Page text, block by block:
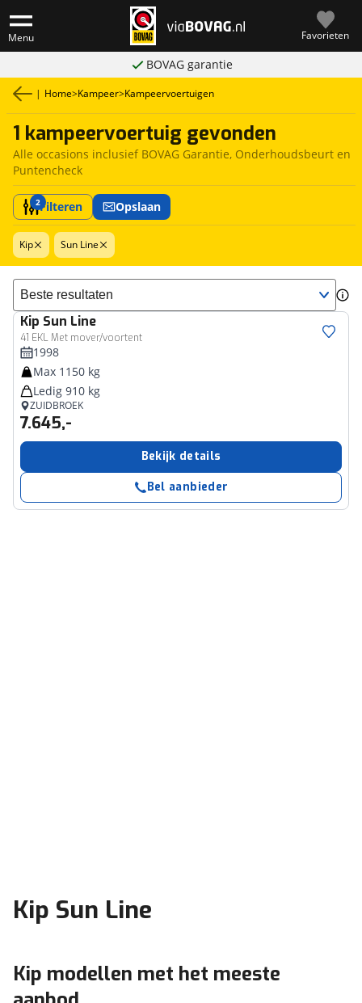
Menu Favorieten
BOVAG garantie
| Home>Kampeer>Kampeervoertuigen
1 kampeervoertuig gevonden
Alle occasions inclusief BOVAG Garantie, Onderhoudsbeurt en
Puntencheck
2Filteren Opslaan
Kip Sun Line
Sorteer resultaten
Kip Sun Line
41 EKL Met mover/voortent
1998
Max 1150 kg
Ledig 910 kg
ZUIDBROEK
7.645,-
Bekijk details
Bel aanbieder
Kip Sun Line
Kip modellen met het meeste